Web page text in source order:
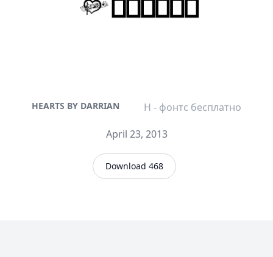
HEARTS BY DARRIAN
H - фонтс бесплатно
April 23, 2013
Download 468